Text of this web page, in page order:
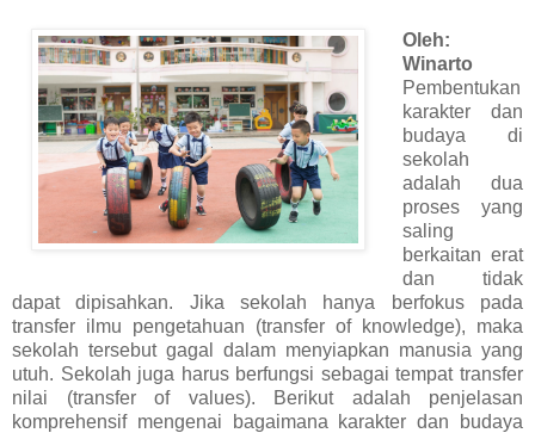
Oleh:
Winarto
Pembentukan
karakter dan
budaya di
sekolah
adalah dua
proses yang
saling
berkaitan erat
dan tidak
dapat dipisahkan. Jika sekolah hanya berfokus pada
transfer ilmu pengetahuan (transfer of knowledge), maka
sekolah tersebut gagal dalam menyiapkan manusia yang
utuh. Sekolah juga harus berfungsi sebagai tempat transfer
nilai (transfer of values). Berikut adalah penjelasan
komprehensif mengenai bagaimana karakter dan budaya